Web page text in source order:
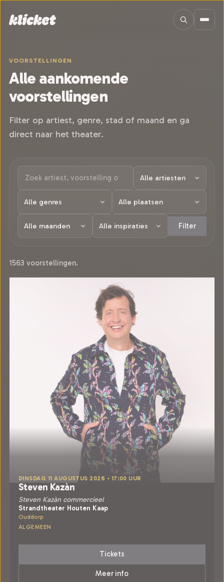
VOORSTELLINGEN
Alle aankomende
voorstellingen
Filter op artiest, genre, stad of maand en ga
direct naar het theater.
Filter
1563 voorstellingen.
DINSDAG 11 AUGUSTUS 2026 • 17:00 UUR
Steven Kazàn
Steven Kazàn commercieel
Strandtheater Houten Kaap
Ouddorp
ALGEMEEN
Tickets
Meer info